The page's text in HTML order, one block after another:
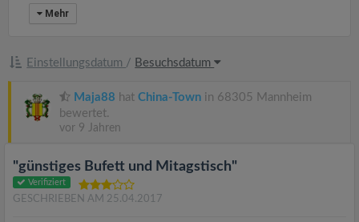
Mehr
Einstellungsdatum / Besuchsdatum
Maja88 hat China-Town in 68305 Mannheim
bewertet.
vor 9 Jahren
"günstiges Bufett und Mitagstisch"
Verifiziert
GESCHRIEBEN AM 25.04.2017